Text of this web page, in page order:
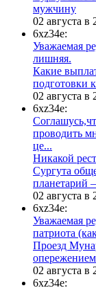
мужчину
02 августа в
6xz34e:
Уважаемая
лишняя.
Какие
02 августа в
6xz34e:
проводить
це...
​Никакой
Сургута
планетарий
02 августа в
6xz34e:
Уважаемая
патриота
​Проезд
02 августа в
6xz34e: